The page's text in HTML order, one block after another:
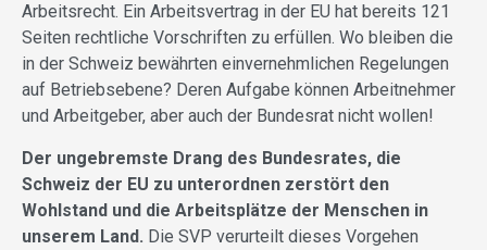
Arbeitsrecht. Ein Arbeitsvertrag in der EU hat bereits 121
Seiten rechtliche Vorschriften zu erfüllen. Wo bleiben die
in der Schweiz bewährten einvernehmlichen Regelungen
auf Betriebsebene? Deren Aufgabe können Arbeitnehmer
und Arbeitgeber, aber auch der Bundesrat nicht wollen!
Der ungebremste Drang des Bundesrates, die
Schweiz der EU zu unterordnen zerstört den
Wohlstand und die Arbeitsplätze der Menschen in
unserem Land. Die SVP verurteilt dieses Vorgehen